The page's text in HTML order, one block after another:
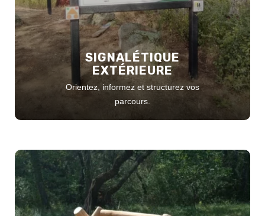
SIGNALÉTIQUE
EXTÉRIEURE
Orientez, informez et structurez vos
parcours.